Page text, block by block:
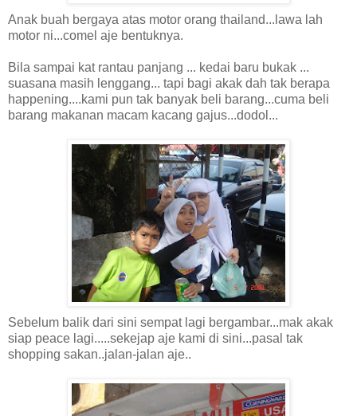
Anak buah bergaya atas motor orang thailand...lawa lah
motor ni...comel aje bentuknya.
Bila sampai kat rantau panjang ... kedai baru bukak ...
suasana masih lenggang... tapi bagi akak dah tak berapa
happening....kami pun tak banyak beli barang...cuma beli
barang makanan macam kacang gajus...dodol...
Sebelum balik dari sini sempat lagi bergambar...mak akak
siap peace lagi.....sekejap aje kami di sini...pasal tak
shopping sakan..jalan-jalan aje..